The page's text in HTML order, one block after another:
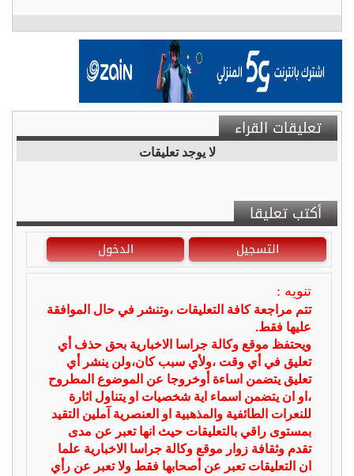
تعليقات القراء
لا يوجد تعليقات
أكتب تعليقا
التسجيل الدخول
تنويه :
تتم مراجعة كافة التعليقات ،وتنشر في حال الموافقة
عليها فقط.
ويحتفظ موقع وكالة جراسا الاخبارية بحق حذف أي
تعليق في أي وقت ،ولأي سبب كان،ولن ينشر أي
تعليق يتضمن اساءة أوخروجا عن الموضوع المطروح
،او ان يتضمن اسماء اية شخصيات او يتناول اثارة
للنعرات الطائفية والمذهبية او العنصرية آملين التقيد
بمستوى راقي بالتعليقات حيث انها تعبر عن مدى
تقدم وثقافة زوار موقع وكالة جراسا الاخبارية علما
ان التعليقات تعبر عن أصحابها فقط ولا تعبر عن رأي